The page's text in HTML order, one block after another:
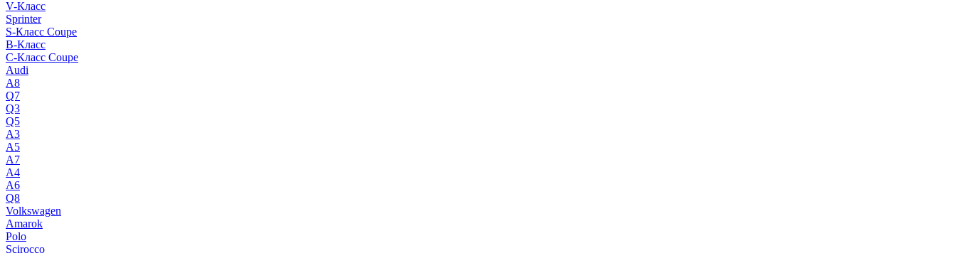
V-Класс
Sprinter
S-Класс Сoupe
B-Класс
C-Класс Coupe
Audi
A8
Q7
Q3
Q5
A3
A5
A7
A4
A6
Q8
Volkswagen
Amarok
Polo
Scirocco